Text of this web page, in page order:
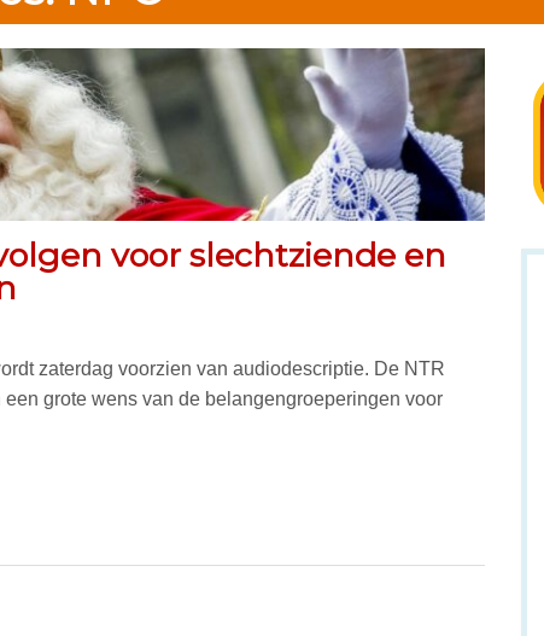
voor slechtziende en
zaterdag voorzien van audiodescriptie. De NTR
een grote wens van de belangengroeperingen voor